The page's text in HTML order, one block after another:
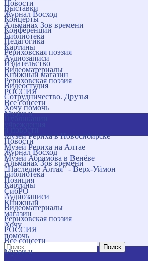
Новости
Журнал Восход
Альманах Зов времени
Библиотека
Картины
Аудиозаписи
Видеоматериалы
Рериховская поэзия
РОССИЯ
Все соцсети
Музеи и
Музей Рериха в Новосибирске
Музей Рериха на Алтае
Музей Абрамова в Венёве
"Наследие Алтая" - Верх-Уймон
Позиция
СибРО
Книжный
магазин
Хочу
помочь
Поиск
Выставки
Концерты
Конференции
Педагогика
Рериховская поэзия
Издательство
Книжный магазин
Видеостудия
Сотрудничество. Друзья
Хочу помочь
Новости
Журнал Восход
Альманах Зов времени
Библиотека
Картины
Аудиозаписи
Видеоматериалы
Рериховская поэзия
РОССИЯ
Все соцсети
Музеи и